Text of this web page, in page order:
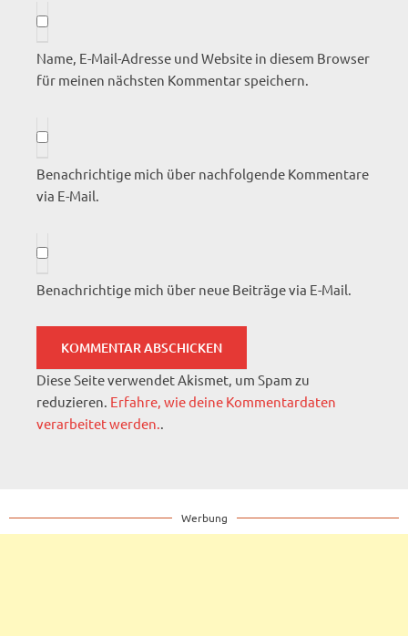
Name, E-Mail-Adresse und Website in diesem Browser
für meinen nächsten Kommentar speichern.
Benachrichtige mich über nachfolgende Kommentare
via E-Mail.
Benachrichtige mich über neue Beiträge via E-Mail.
Diese Seite verwendet Akismet, um Spam zu
reduzieren. Erfahre, wie deine Kommentardaten
verarbeitet werden..
Werbung